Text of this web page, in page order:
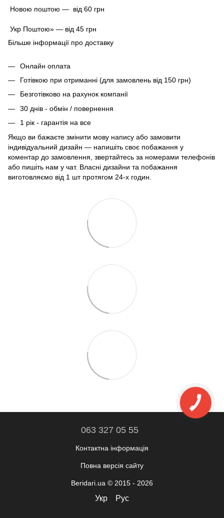
Новою поштою — від 60 грн
Укр Поштою» — від 45 грн
Більше інформації про доставку
Онлайн оплата
Готівкою при отриманні (для замовлень від 150 грн)
Безготівково на рахунок компанії
30 днів - обмін / повернення
1 рік - гарантія на все
Якщо ви бажаєте змінити мову напису або замовити
індивідуальний дизайн — напишіть своє побажання у
коментар до замовлення, звертайтесь за номерами телефонів
або пишіть нам у чат. Власні дизайни та побажання
виготовляємо від 1 шт протягом 24-х годин.
063 327 05 55
Контактна інформація
Повна версія сайту
Beridari.ua © 2015 - 2026
Укр Рус